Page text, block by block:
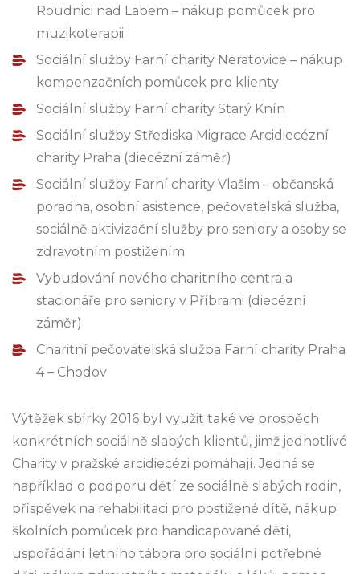
Roudnici nad Labem – nákup pomůcek pro
muzikoterapii
Sociální služby Farní charity Neratovice – nákup
kompenzačních pomůcek pro klienty
Sociální služby Farní charity Starý Knín
Sociální služby Střediska Migrace Arcidiecézní
charity Praha (diecézní záměr)
Sociální služby Farní charity Vlašim – občanská
poradna, osobní asistence, pečovatelská služba,
sociálně aktivizační služby pro seniory a osoby se
zdravotním postižením
Vybudování nového charitního centra a
stacionáře pro seniory v Příbrami (diecézní
záměr)
Charitní pečovatelská služba Farní charity Praha
4 – Chodov
Výtěžek sbírky 2016 byl využit také ve prospěch
konkrétních sociálně slabých klientů, jimž jednotlivé
Charity v pražské arcidiecézi pomáhají. Jedná se
například o podporu dětí ze sociálně slabých rodin,
příspěvek na rehabilitaci pro postižené dítě, nákup
školních pomůcek pro handicapované děti,
uspořádání letního tábora pro sociální potřebné